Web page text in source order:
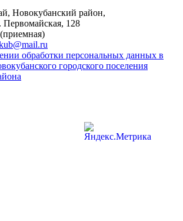
Новокубанский район,
Первомайская, 128
обработки персональных данных в
городского поселения